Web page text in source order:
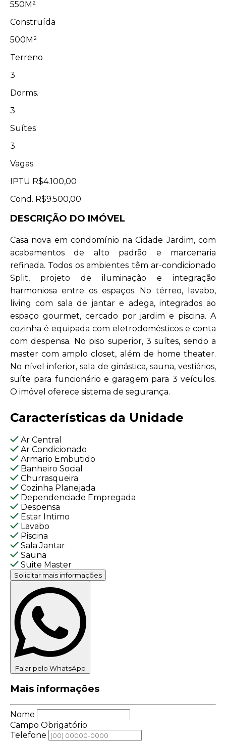
550M²
Construída
500M²
Terreno
3
Dorms.
3
Suítes
3
Vagas
IPTU R$4.100,00
Cond. R$9.500,00
DESCRIÇÃO DO IMÓVEL
Casa nova em condomínio na Cidade Jardim, com
acabamentos de alto padrão e marcenaria
refinada. Todos os ambientes têm ar-condicionado
Split, projeto de iluminação e integração
harmoniosa entre os espaços. No térreo, lavabo,
living com sala de jantar e adega, integrados ao
espaço gourmet, cercado por jardim e piscina. A
cozinha é equipada com eletrodomésticos e conta
com despensa. No piso superior, 3 suítes, sendo a
master com amplo closet, além de home theater.
No nível inferior, sala de ginástica, sauna, vestiários,
suíte para funcionário e garagem para 3 veículos.
O imóvel oferece sistema de segurança.
Características da Unidade
Ar Central
Ar Condicionado
Armario Embutido
Banheiro Social
Churrasqueira
Cozinha Planejada
Dependenciade Empregada
Despensa
Estar Intimo
Lavabo
Piscina
Sala Jantar
Sauna
Suite Master
Solicitar mais informações
Falar pelo WhatsApp
Mais informações
Nome
Campo Obrigatório
Telefone